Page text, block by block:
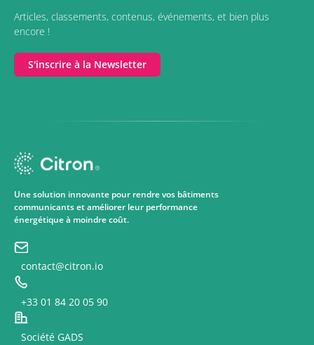
Articles, classements, contenus, événements, et bien plus
encore !
S'inscrire à la Newsletter
Une solution innovante pour rendre vos bâtiments
communicants et améliorer leur performance
énergétique à moindre coût.
contact@citron.io
+33 01 84 20 05 90
Société GADS